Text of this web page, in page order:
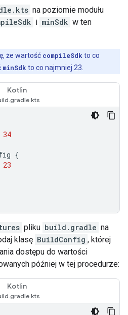
na poziomie modułu
i minSdk w ten
że wartość compileSdk to co
minSdk to co najmniej 23.
Kotlin
34
{
23
pliku build.gradle na
klasę BuildConfig , której
dostępu do wartości
później w tej procedurze:
Kotlin